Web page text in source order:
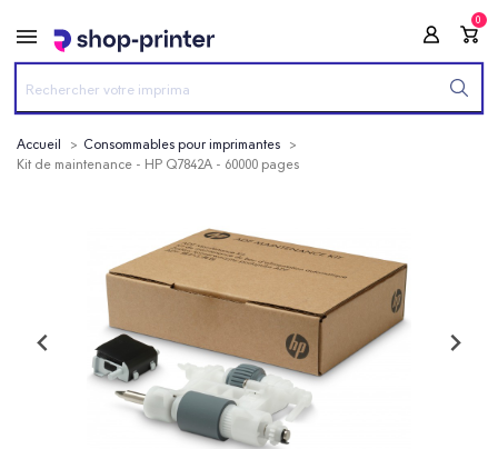
0
Accueil
Consommables pour imprimantes
Kit de maintenance - HP Q7842A - 60000 pages